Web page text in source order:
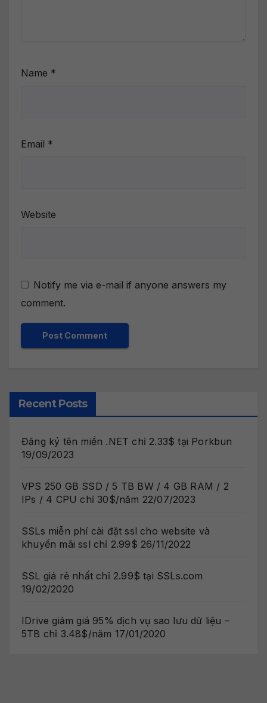
Name *
Email *
Website
Notify me via e-mail if anyone answers my
comment.
Recent Posts
Đăng ký tên miền .NET chỉ 2.33$ tại Porkbun
19/09/2023
VPS 250 GB SSD / 5 TB BW / 4 GB RAM / 2
IPs / 4 CPU chỉ 30$/năm 22/07/2023
SSLs miễn phí cài đặt ssl cho website và
khuyến mãi ssl chỉ 2.99$ 26/11/2022
SSL giá rẻ nhất chỉ 2.99$ tại SSLs.com
19/02/2020
IDrive giảm giá 95% dịch vụ sao lưu dữ liệu –
5TB chỉ 3.48$/năm 17/01/2020